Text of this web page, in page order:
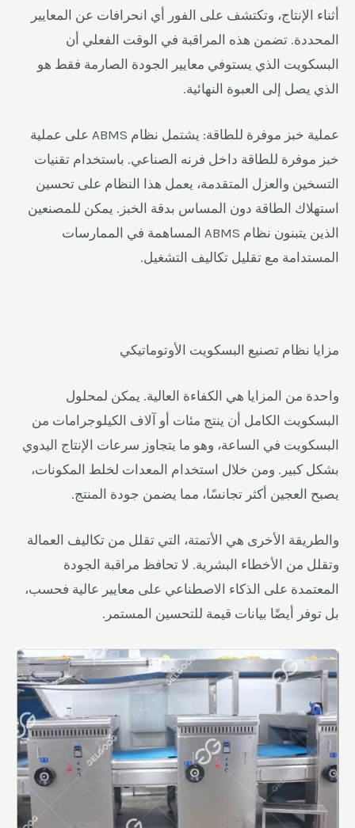
أثناء الإنتاج، وتكتشف على الفور أي انحرافات عن المعايير
المحددة. تضمن هذه المراقبة في الوقت الفعلي أن
البسكويت الذي يستوفي معايير الجودة الصارمة فقط هو
الذي يصل إلى العبوة النهائية.
عملية خبز موفرة للطاقة: يشتمل نظام ABMS على عملية
خبز موفرة للطاقة داخل فرنه الصناعي. باستخدام تقنيات
التسخين والعزل المتقدمة، يعمل هذا النظام على تحسين
استهلاك الطاقة دون المساس بدقة الخبز. يمكن للمصنعين
الذين يتبنون نظام ABMS المساهمة في الممارسات
المستدامة مع تقليل تكاليف التشغيل.
مزايا نظام تصنيع البسكويت الأوتوماتيكي
واحدة من المزايا هي الكفاءة العالية. يمكن لمحلول
البسكويت الكامل أن ينتج مئات أو آلاف الكيلوجرامات من
البسكويت في الساعة، وهو ما يتجاوز سرعات الإنتاج اليدوي
بشكل كبير. ومن خلال استخدام المعدات لخلط المكونات،
يصبح العجين أكثر تجانسًا، مما يضمن جودة المنتج.
والطريقة الأخرى هي الأتمتة، التي تقلل من تكاليف العمالة
وتقلل من الأخطاء البشرية. لا تحافظ مراقبة الجودة
المعتمدة على الذكاء الاصطناعي على معايير عالية فحسب،
بل توفر أيضًا بيانات قيمة للتحسين المستمر.